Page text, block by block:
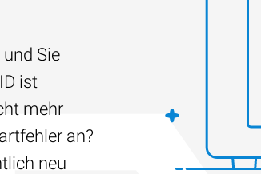
Sie
ist
mehr
an?
neu